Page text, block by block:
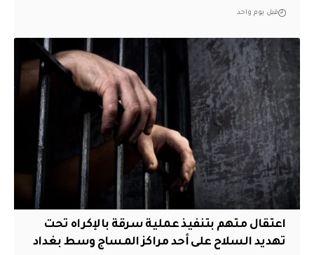
قبل يوم واحد
اعتقال متهم بتنفيذ عملية سرقة بالإكراه تحت
تهديد السلاح على أحد مراكز المساج وسط بغداد